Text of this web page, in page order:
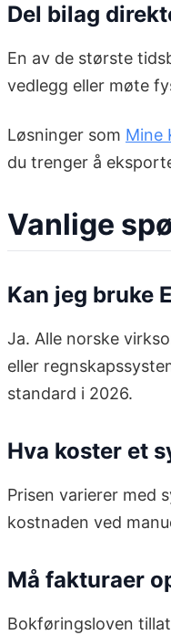
Del bilag
En av de største
vedlegg eller møte
Løsninger som Mine
du trenger å
Vanlige
Kan jeg bruke
Ja. Alle norske
eller
standard i 2026.
Hva koster et
Prisen varierer med
kostnaden ved
Må fakturaer
Bokføringsloven